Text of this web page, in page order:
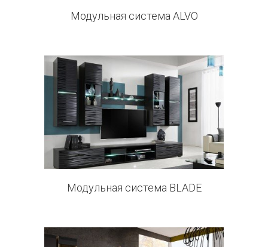
Модульная система ALVO
3 products
Модульная система BLADE